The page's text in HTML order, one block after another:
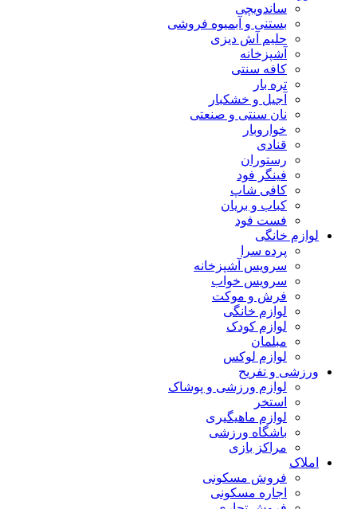
ساندویچی
بستنی و آبمیوه فروشی
حلیم آش دیزی
آشپزخانه
کافه سنتی
تره بار
آجیل و خشکبار
نان سنتی و صنعتی
خواروبار
قنادی
رستوران
فینگر فود
کافی شاپ
کباب و بریان
فست فود
لوازم خانگی
پرده سرا
سرویس آشپزخانه
سرویس خواب
فرش و موکت
لوازم خانگی
لوازم کودک
مبلمان
لوازم لوکس
ورزشی و تفریح
لوازم ورزشی و پوشاک
استخر
لوازم ماهیگیری
باشگاه ورزشی
مراکز بازی
املاک
فروش مسکونی
اجاره مسکونی